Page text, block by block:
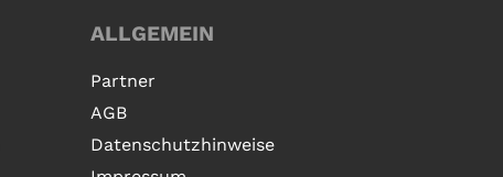
ALLGEMEIN
Partner
AGB
Datenschutzhinweise